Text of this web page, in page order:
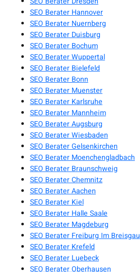
SEO Berater Hannover
SEO Berater Nuernberg
SEO Berater Duisburg
SEO Berater Bochum
SEO Berater Wuppertal
SEO Berater Bielefeld
SEO Berater Bonn
SEO Berater Muenster
SEO Berater Karlsruhe
SEO Berater Mannheim
SEO Berater Augsburg
SEO Berater Wiesbaden
SEO Berater Gelsenkirchen
SEO Berater Moenchengladbach
SEO Berater Braunschweig
SEO Berater Chemnitz
SEO Berater Aachen
SEO Berater Kiel
SEO Berater Halle Saale
SEO Berater Magdeburg
SEO Berater Freiburg Im Breisgau
SEO Berater Krefeld
SEO Berater Luebeck
SEO Berater Oberhausen